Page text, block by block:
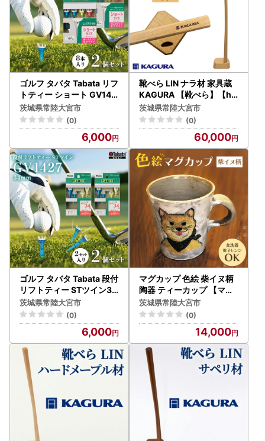
ゴルフ タバタ Tabata リフ
トティー ショート GV142
5 49mm×2個セット 【ゴ
ルフ】【ho1350-1】
茨城県常陸大宮市
(0)
6,000
靴べら LIN ナラ材 家具蔵
KAGURA 【靴べら】【ho
1391】
茨城県常陸大宮市
(0)
60,000
ゴルフ タバタ Tabata 段付
リフトティー STツイン34
mm GV1427×2個セット
【ゴルフ】【ho1351-1】
茨城県常陸大宮市
(0)
6,000
マグカップ 色絵 柴イヌ柄
陶器 ティーカップ 【マグ
カップ 】【ho0873】
茨城県常陸大宮市
(0)
14,000